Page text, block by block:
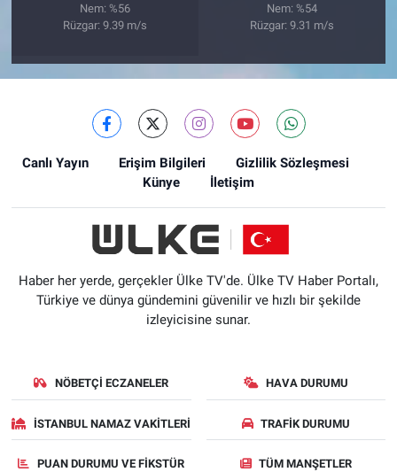
Nem: %56
Rüzgar: 9.39 m/s
Nem: %54
Rüzgar: 9.31 m/s
Canlı Yayın Erişim Bilgileri
Gizlilik Sözleşmesi
Künye
İletişim
Haber her yerde, gerçekler Ülke TV'de. Ülke TV Haber Portalı,
Türkiye ve dünya gündemini güvenilir ve hızlı bir şekilde
izleyicisine sunar.
NÖBETÇI ECZANELER HAVA DURUMU
İSTANBUL NAMAZ VAKITLERI TRAFIK DURUMU
PUAN DURUMU VE FIKSTÜR TÜM MANŞETLER